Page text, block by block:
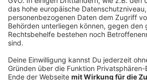
Kompromisse. Das wären zum
günstigere Kostenmodelle oder ein
Individuelle Härtefälle würden durch
geprüft. Die finale Entscheidung trifft
Anzeige